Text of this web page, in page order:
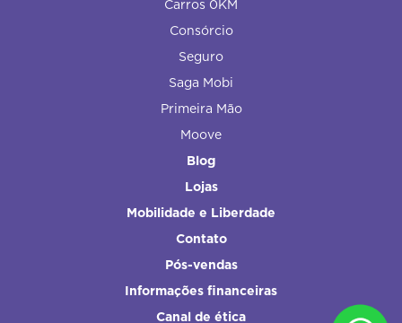
Carros 0KM
Consórcio
Seguro
Saga Mobi
Primeira Mão
Moove
Blog
Lojas
Mobilidade e Liberdade
Contato
Pós-vendas
Informações financeiras
Canal de ética